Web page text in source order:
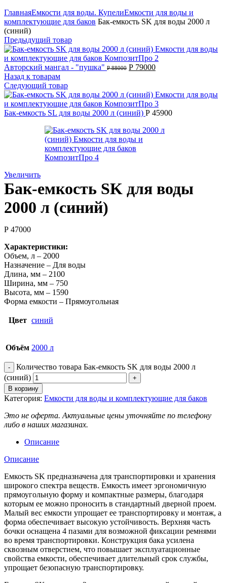
ГлавнаяЕмкости для воды. КупелиЕмкости для воды и
комплектующие для баков Бак-емкость SK для воды 2000 л
(синий)
Предыдущий товар
Авторский мангал - "пушка" Р88000 Р 79000
Назад к товарам
Следующий товар
Бак-емкость SL для воды 2000 л (синий) Р 45900
Увеличить
Бак-емкость SK для воды
2000 л (синий)
Р 47000
Характеристики:
Объем, л – 2000
Назначение – Для воды
Длина, мм – 2100
Ширина, мм – 750
Высота, мм – 1590
Форма емкости – Прямоугольная
Цвет синий
Объём 2000 л
Количество товара Бак-емкость SK для воды 2000 л
(синий)
В корзину
Категория: Емкости для воды и комплектующие для баков
Это не оферта. Актуальные цены уточняйте по телефону
либо в наших магазинах.
Описание
Описание
Емкость SK предназначена для транспортировки и хранения
широкого спектра веществ. Емкость имеет эргономичную
прямоугольную форму и компактные размеры, благодаря
которым ее можно проносить в стандартный дверной проем.
Малый вес емкости упрощает ее транспортировку и монтаж, а
форма обеспечивает высокую устойчивость. Верхняя часть
бочки оснащена 4 пазами для возможной фиксации ремнями
во время транспортировки. Конструкция бака усилена
сквозным отверстием, что повышает эксплуатационные
свойства емкости, обеспечивает длительный срок службы,
упрощает безопасную транспортировку.